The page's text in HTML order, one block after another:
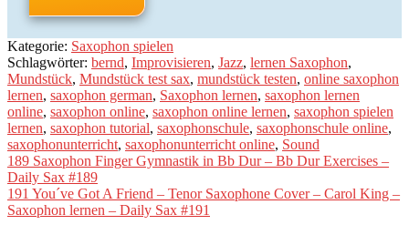
Kategorie: Saxophon spielen
Schlagwörter: bernd, Improvisieren, Jazz, lernen Saxophon,
Mundstück, Mundstück test sax, mundstück testen, online saxophon
lernen, saxophon german, Saxophon lernen, saxophon lernen
online, saxophon online, saxophon online lernen, saxophon spielen
lernen, saxophon tutorial, saxophonschule, saxophonschule online,
saxophonunterricht, saxophonunterricht online, Sound
Beitragsnavigation
Vorheriger
Beitrag:
189 Saxophon Finger Gymnastik in Bb Dur – Bb Dur Exercises –
Daily Sax #189
Nächster
Beitrag:
191 You´ve Got A Friend – Tenor Saxophone Cover – Carol King –
Saxophon lernen – Daily Sax #191